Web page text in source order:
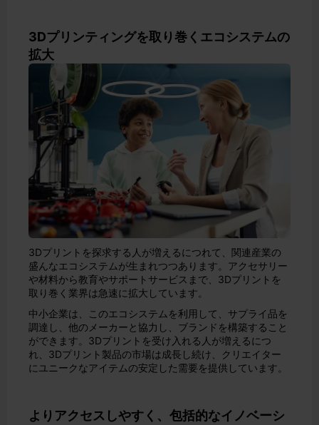
3Dプリンティングを取り巻くエコシステムの
拡大
3Dプリントを探求する人が増えるにつれて、関連産業の
盛んなエコシステムが生まれつつあります。アクセサリー
や材料から教育やサポートサービスまで、3Dプリントを
取り巻く業界は急速に拡大しています。
中小企業は、このエコシステムを利用して、サプライ品を
調達し、他のメーカーと協力し、ブランドを構築すること
ができます。3Dプリントを受け入れる人が増えるにつ
れ、3Dプリント製品の市場は成長し続け、クリエイター
にユニークなアイテムの安定した需要を提供しています。
よりアクセスしやすく、包括的なイノベーシ